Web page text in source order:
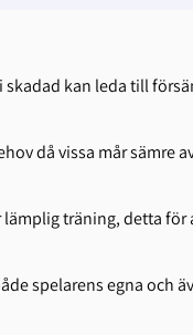
kan leda till
då vissa mår sämre
träning, detta
spelarens egna och